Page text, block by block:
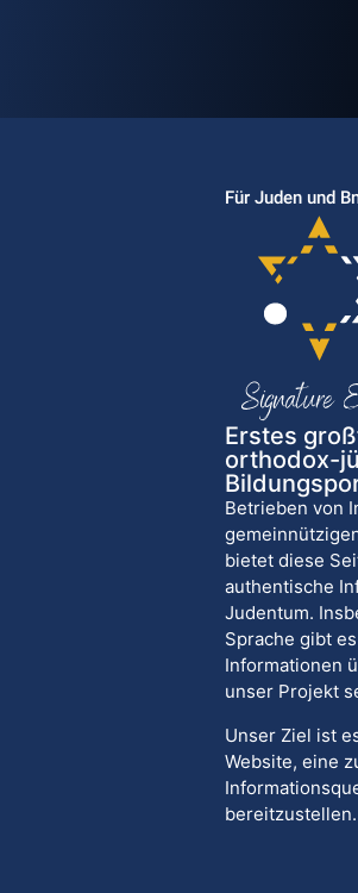
Für Juden und
Erstes
orthodox-
Betrieben von
bietet diese
authentische
Judentum.
Sprache gibt
Informationen
unser Projekt
Unser Ziel ist
Website, eine
bereitzustellen.